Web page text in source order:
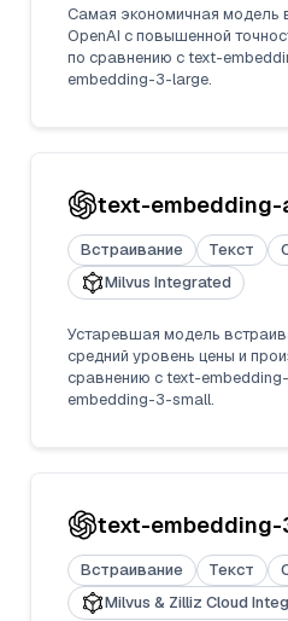
Самая экономичная модель
OpenAI с повышенной
по сравнению с text-
embedding-3-large.
text-
Встраивание Текст
Milvus Integrated
Устаревшая модель
средний уровень цены и
сравнению с text-
embedding-3-small.
text-embedding-
Встраивание Текст
Milvus & Zilliz Cloud